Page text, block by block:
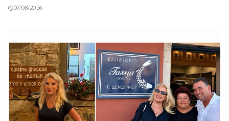
07/08/2026